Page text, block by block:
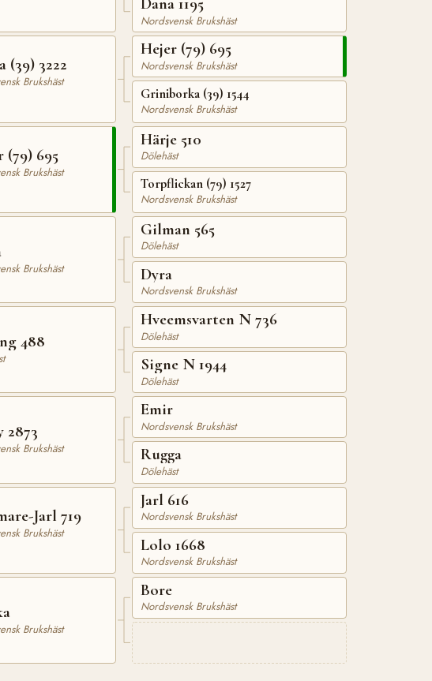
(39) 3222
Brukshäst
(79) 695
Brukshäst
Brukshäst
488
2873
Brukshäst
Jarl 719
Brukshäst
Brukshäst
Nordsvensk Brukshäst
Hejer (79) 695
Nordsvensk Brukshäst
Griniborka (39) 1544
Nordsvensk Brukshäst
Härje 510
Dölehäst
Torpflickan (79) 1527
Nordsvensk Brukshäst
Gilman 565
Dölehäst
Dyra
Nordsvensk Brukshäst
Hveemsvarten N 736
Dölehäst
Signe N 1944
Dölehäst
Emir
Nordsvensk Brukshäst
Rugga
Dölehäst
Jarl 616
Nordsvensk Brukshäst
Lolo 1668
Nordsvensk Brukshäst
Bore
Nordsvensk Brukshäst